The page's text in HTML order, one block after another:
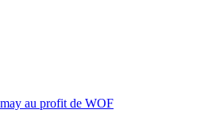
au profit de WOF